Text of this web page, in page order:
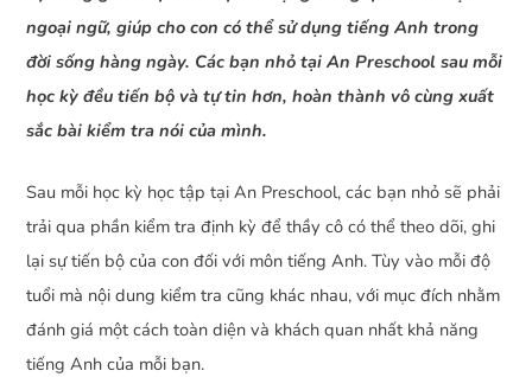
ngoại ngữ, giúp cho con có thể sử dụng tiếng Anh trong
đời sống hàng ngày. Các bạn nhỏ tại An Preschool sau mỗi
học kỳ đều tiến bộ và tự tin hơn, hoàn thành vô cùng xuất
sắc bài kiểm tra nói của mình.
Sau mỗi học kỳ học tập tại An Preschool, các bạn nhỏ sẽ phải
trải qua phần kiểm tra định kỳ để thầy cô có thể theo dõi, ghi
lại sự tiến bộ của con đối với môn tiếng Anh. Tùy vào mỗi độ
tuổi mà nội dung kiểm tra cũng khác nhau, với mục đích nhằm
đánh giá một cách toàn diện và khách quan nhất khả năng
tiếng Anh của mỗi bạn.